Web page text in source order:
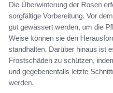
Die Überwinterung der Rosen
sorgfältige Vorbereitung. Vor
gut gewässert werden, um die
Weise können sie den
standhalten. Darüber hinaus ist
Frostschäden zu schützen,
und gegebenenfalls letzte
werden.